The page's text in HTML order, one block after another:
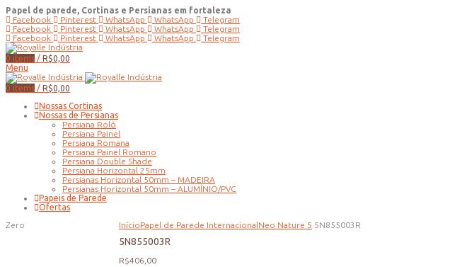
Papel de parede, Cortinas e Persianas em fortaleza
Facebook
Pinterest WhatsApp WhatsApp
Telegram
Facebook
Pinterest WhatsApp WhatsApp
Telegram
Facebook
Pinterest WhatsApp WhatsApp Telegram
0 items / R$0,00
Menu
0 items / R$0,00
Nossas Cortinas
Nossas de Persianas
Persiana Rolô
Persiana Painel
Persiana Romana
Persiana Painel Romano
Persiana Double Shade
Persiana Horizontal 25mm
Persianas Horizontal 50mm – MADEIRA
Persianas Horizontal 50mm – ALUMÍNIO/PVC
Papeis de Parede
Ofertas
Zero
InícioPapel de Parede InternacionalNeo Nature 5 5N855003R
5N855003R
R$406,00